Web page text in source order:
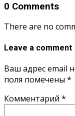
0 Comments
There are no
Leave a comment
Ваш адрес email
поля помечены *
Комментарий *